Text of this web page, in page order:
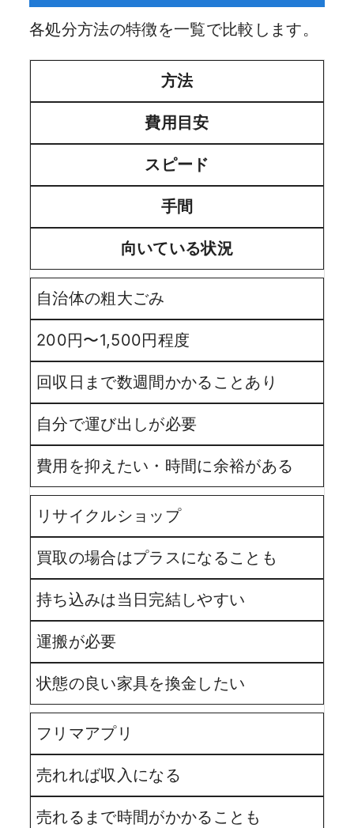
各処分方法の特徴を一覧で比較します。
方法
費用目安
スピード
手間
向いている状況
自治体の粗大ごみ
200円〜1,500円程度
回収日まで数週間かかることあり
自分で運び出しが必要
費用を抑えたい・時間に余裕がある
リサイクルショップ
買取の場合はプラスになることも
持ち込みは当日完結しやすい
運搬が必要
状態の良い家具を換金したい
フリマアプリ
売れれば収入になる
売れるまで時間がかかることも